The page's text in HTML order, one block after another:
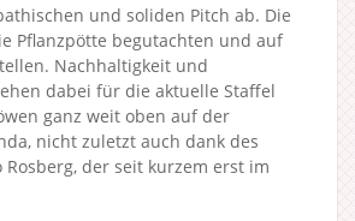
und soliden Pitch ab. Die
Pflanzpötte begutachten und auf
Nachhaltigkeit und
dabei für die aktuelle Staffel
ganz weit oben auf der
nicht zuletzt auch dank des
Rosberg, der seit kurzem erst im